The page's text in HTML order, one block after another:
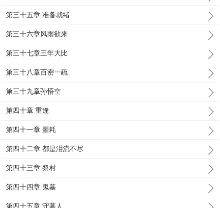
第三十五章 准备就绪
第三十六章风雨欲来
第三十七章三年大比
第三十八章百密一疏
第三十九章孙悟空
第四十章 重逢
第四十一章 噩耗
第四十二章 都是泪流不尽
第四十三章 祭村
第四十四章 鬼墓
第四十五章 守墓人